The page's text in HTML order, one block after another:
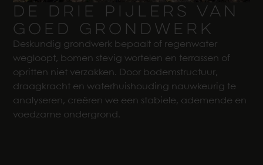
DE DRIE PIJLERS VAN
GOED GRONDWERK
Deskundig grondwerk bepaalt of regenwater
wegloopt, bomen stevig wortelen en terrassen of
opritten niet verzakken. Door bodemstructuur,
draagkracht en waterhuishouding nauwkeurig te
analyseren, creëren we een stabiele, ademende en
voedzame ondergrond.